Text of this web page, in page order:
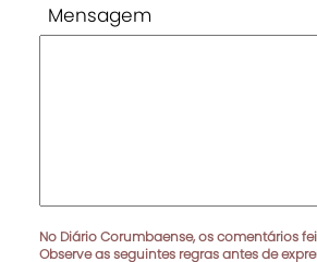
Mensagem
No Diário Corumbaense, os comentários
Observe as seguintes regras antes de